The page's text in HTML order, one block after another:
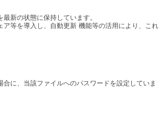
新の状態に保持しています。
等を導入し、自動更新 機能等の活用により、これ
に、当該ファイルへのパスワードを設定していま